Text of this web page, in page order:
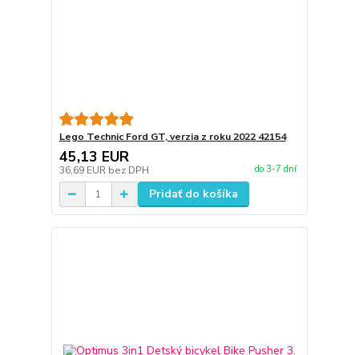
Lego Technic Ford GT, verzia z roku 2022 42154
45,13 EUR
36,69 EUR bez DPH do 3-7 dní
Pridať do košíka